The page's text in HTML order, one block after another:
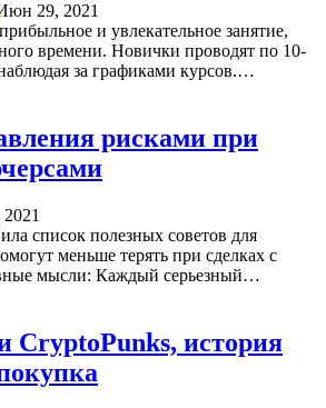
29, 2021
и увлекательное занятие,
времени. Новички проводят по 10-
за графиками курсов.…
рисками при
список полезных советов для
меньше терять при сделках с
мысли: Каждый серьезный…
CryptoPunks, история